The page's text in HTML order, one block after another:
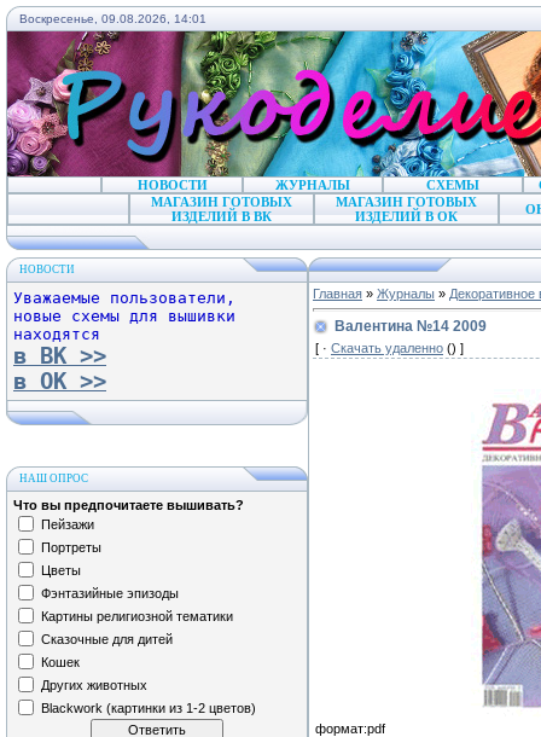
Воскресенье, 09.08.2026, 14:01
НОВОСТИ ЖУРНАЛЫ СХЕМЫ
МАГАЗИН ГОТОВЫХ
ИЗДЕЛИЙ В ВК
МАГАЗИН ГОТОВЫХ
ИЗДЕЛИЙ В ОК
НОВОСТИ
Уважаемые пользователи,
новые схемы для вышивки
находятся
в ВК >>
в ОК >>
НАШ ОПРОС
Что вы предпочитаете вышивать?
Пейзажи
Портреты
Цветы
Фэнтазийные эпизоды
Картины религиозной тематики
Сказочные для дитей
Кошек
Других животных
Blackwork (картинки из 1-2 цветов)
Главная » Журналы » Декоративное
Валентина №14 2009
[ · Скачать удаленно () ]
формат:pdf